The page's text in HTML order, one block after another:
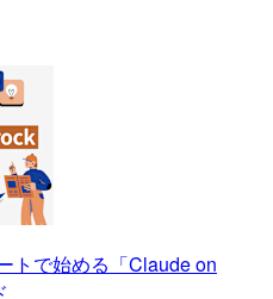
トで始める「Claude on